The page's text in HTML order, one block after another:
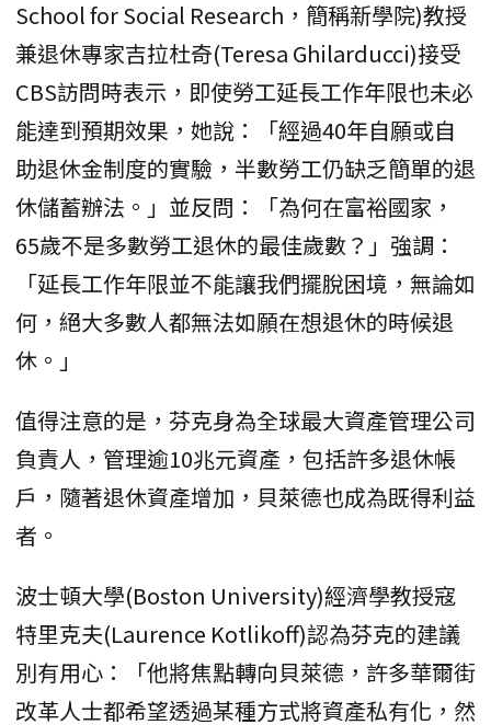
School for Social Research，簡稱新學院)教授
兼退休專家吉拉杜奇(Teresa Ghilarducci)接受
CBS訪問時表示，即使勞工延長工作年限也未必
能達到預期效果，她說：「經過40年自願或自
助退休金制度的實驗，半數勞工仍缺乏簡單的退
休儲蓄辦法。」並反問：「為何在富裕國家，
65歲不是多數勞工退休的最佳歲數？」強調：
「延長工作年限並不能讓我們擺脫困境，無論如
何，絕大多數人都無法如願在想退休的時候退
休。」
值得注意的是，芬克身為全球最大資產管理公司
負責人，管理逾10兆元資產，包括許多退休帳
戶，隨著退休資產增加，貝萊德也成為既得利益
者。
波士頓大學(Boston University)經濟學教授寇
特里克夫(Laurence Kotlikoff)認為芬克的建議
別有用心：「他將焦點轉向貝萊德，許多華爾街
改革人士都希望透過某種方式將資產私有化，然